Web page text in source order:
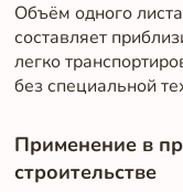
Объём одного
составляет
легко
без специальной
Применение в
строительстве